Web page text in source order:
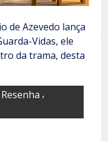
de Azevedo lança
Vidas, ele
da trama, desta
Resenha ,